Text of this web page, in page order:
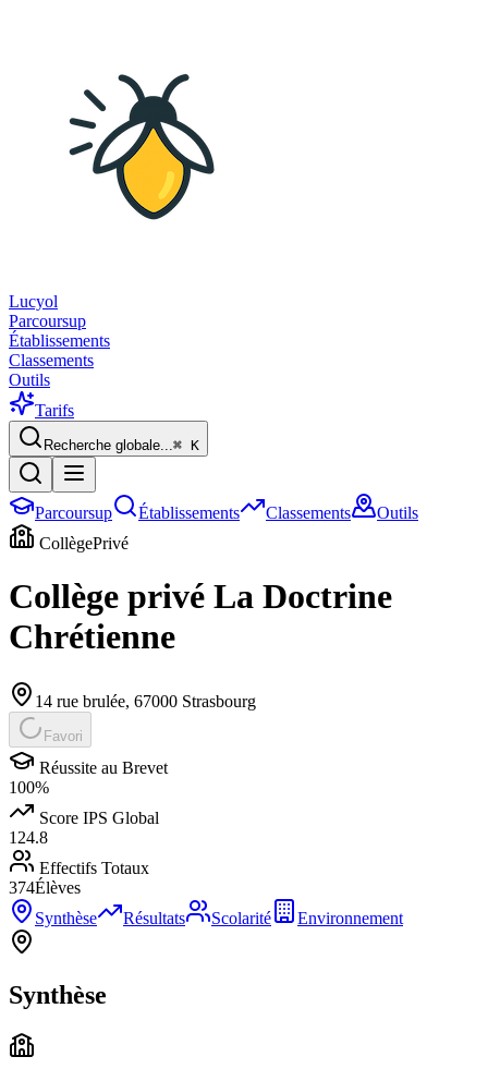
Lucyol
Parcoursup
Établissements
Classements
Outils
Tarifs
Recherche globale...⌘ K
Parcoursup Établissements Classements
Outils
CollègePrivé
Collège privé La Doctrine
Chrétienne
14 rue brulée, 67000 Strasbourg
Favori
Réussite au Brevet
100%
Score IPS Global
124.8
Effectifs Totaux
374Élèves
Synthèse
Résultats Scolarité Environnement
Synthèse